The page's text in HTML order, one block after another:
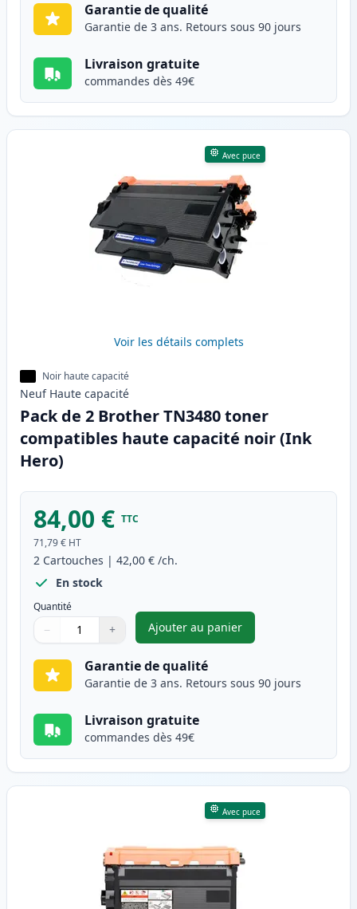
Garantie de qualité
Garantie de 3 ans. Retours sous 90 jours
Livraison gratuite
commandes dès 49€
Avec puce
Voir les détails complets
Noir haute capacité
Neuf Haute capacité
Pack de 2 Brother TN3480 toner
compatibles haute capacité noir (Ink
Hero)
84,00 € TTC
71,79 € HT
2 Cartouches | 42,00 € /ch.
En stock
Quantité
Quantité
Utilisez les boutons pour ajuster
− +
Quantité
Ajouter au panier
,Pack de 2 Brother TN3480
Garantie de qualité
Garantie de 3 ans. Retours sous 90 jours
Livraison gratuite
commandes dès 49€
Avec puce